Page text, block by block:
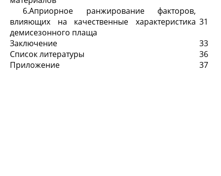
6.Априорное ранжирование факторов,
влияющих на качественные характеристика
демисезонного плаща
31
Заключение
33
Список литературы
36
Приложение
37